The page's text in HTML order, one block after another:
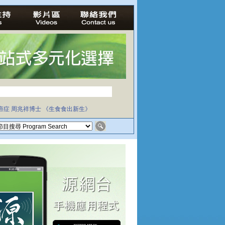
症 周兆祥博士 《生食食出新生》